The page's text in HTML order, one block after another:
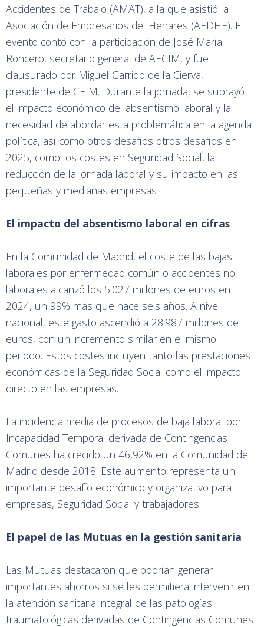
Accidentes de Trabajo (AMAT), a la que asistió la
Asociación de Empresarios del Henares (AEDHE). El
evento contó con la participación de José María
Roncero, secretario general de AECIM, y fue
clausurado por Miguel Garrido de la Cierva,
presidente de CEIM. Durante la jornada, se subrayó
el impacto económico del absentismo laboral y la
necesidad de abordar esta problemática en la agenda
política, así como otros desafíos otros desafíos en
2025, como los costes en Seguridad Social, la
reducción de la jornada laboral y su impacto en las
pequeñas y medianas empresas
El impacto del absentismo laboral en cifras
En la Comunidad de Madrid, el coste de las bajas
laborales por enfermedad común o accidentes no
laborales alcanzó los 5.027 millones de euros en
2024, un 99% más que hace seis años. A nivel
nacional, este gasto ascendió a 28.987 millones de
euros, con un incremento similar en el mismo
periodo. Estos costes incluyen tanto las prestaciones
económicas de la Seguridad Social como el impacto
directo en las empresas.
La incidencia media de procesos de baja laboral por
Incapacidad Temporal derivada de Contingencias
Comunes ha crecido un 46,92% en la Comunidad de
Madrid desde 2018. Este aumento representa un
importante desafío económico y organizativo para
empresas, Seguridad Social y trabajadores.
El papel de las Mutuas en la gestión sanitaria
Las Mutuas destacaron que podrían generar
importantes ahorros si se les permitiera intervenir en
la atención sanitaria integral de las patologías
traumatológicas derivadas de Contingencias Comunes